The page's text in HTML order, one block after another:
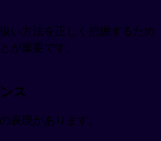
い方法を正しく把握するため
が重要です。
ス
表現があります。